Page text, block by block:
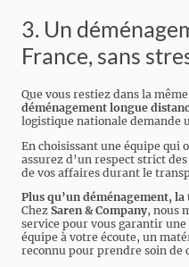
3. Un
France, sans
Que vous restiez dans la
déménagement longue
logistique nationale demande
En choisissant une équipe qui
assurez d’un respect strict
de vos affaires durant le
Plus qu’un déménagement,
Chez Saren & Company, nous
service pour vous garantir
équipe à votre écoute, un
reconnu pour prendre soin de